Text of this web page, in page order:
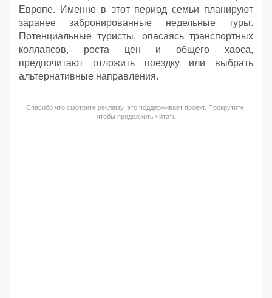
Европе. Именно в этот период семьи планируют
заранее забронированные недельные туры.
Потенциальные туристы, опасаясь транспортных
коллапсов, роста цен и общего хаоса,
предпочитают отложить поездку или выбрать
альтернативные направления.
Спасибо что смотрите рекламу, это поддерживает проект. Прокрутите,
чтобы продолжить читать